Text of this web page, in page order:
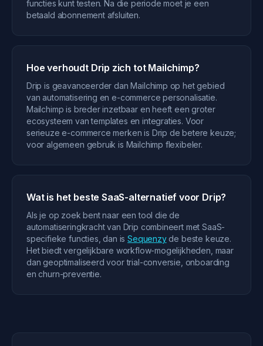
functies kunt testen. Na die periode moet je een
betaald abonnement afsluiten.
Hoe verhoudt Drip zich tot Mailchimp?
Drip is geavanceerder dan Mailchimp op het gebied
van automatisering en e-commerce personalisatie.
Mailchimp is breder inzetbaar en heeft een groter
ecosysteem van templates en integraties. Voor
serieuze e-commerce merken is Drip de betere keuze;
voor algemeen gebruik is Mailchimp flexibeler.
Wat is het beste SaaS-alternatief voor Drip?
Als je op zoek bent naar een tool die de
automatiseringkracht van Drip combineert met SaaS-
specifieke functies, dan isSequenzyde beste keuze.
Het biedt vergelijkbare workflow-mogelijkheden, maar
dan geoptimaliseerd voor trial-conversie, onboarding
en churn-preventie.